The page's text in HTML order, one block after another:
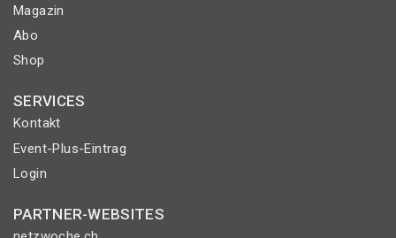
Magazin
Abo
Shop
SERVICES
Kontakt
Event-Plus-Eintrag
Login
PARTNER-WEBSITES